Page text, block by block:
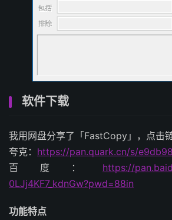
软件下载
我用网盘分享了「FastCopy」，点击
夸克： https://pan.quark.cn/s/
百度： https://
0LJj4KF7_kdnGw?pwd=88in
功能特点